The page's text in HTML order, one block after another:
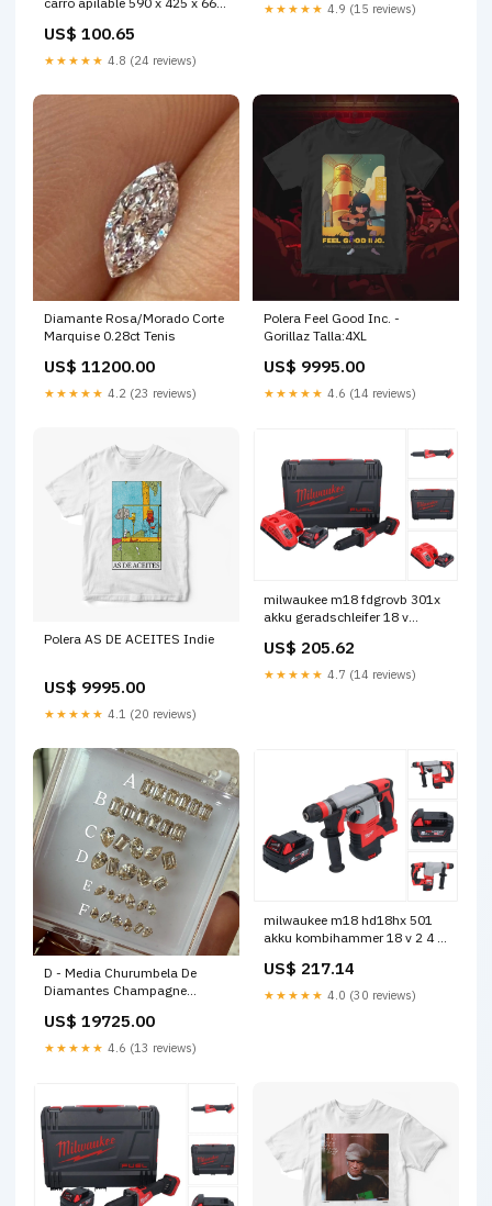
capacidad de carga con doble
asa telesc pica de aluminio 1
Título:por defecto
US$ 100.65
★★★★★ 4.8 (24 reviews)
★★★★★ 4.9 (15 reviews)
Diamante Rosa/Morado Corte
Marquise 0.28ct Tenis
US$ 11200.00
★★★★★ 4.2 (23 reviews)
Polera Feel Good Inc. -
Gorillaz Talla:4XL
US$ 9995.00
★★★★★ 4.6 (14 reviews)
Polera AS DE ACEITES Indie
US$ 9995.00
★★★★★ 4.1 (20 reviews)
milwaukee m18 fdgrovb 301x
akku geradschleifer 18 v
ladegerat hd box Título:por
defecto
US$ 205.62
★★★★★ 4.7 (14 reviews)
D - Media Churumbela De
Diamantes Champagne
US$ 19725.00
★★★★★ 4.6 (13 reviews)
milwaukee m18 hd18hx 501
akku kombihammer 18 v 2 4 j
Título:por defecto
US$ 217.14
★★★★★ 4.0 (30 reviews)